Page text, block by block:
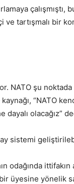
çalışmıştı,
ve tartışmalı bir
NATO şu
“NATO
olacağız”
sistemi
odağında
üyesine yönelik